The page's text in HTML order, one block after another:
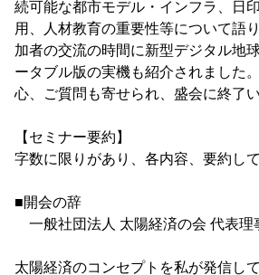
続可能な都市モデル・インフラ、日
用、人材教育の重要性等について語
加者の交流の時間に新型デジタル地
ータブル版の実機も紹介されました
心、ご質問も寄せられ、盛会に終了
【セミナー要約】
字数に限りがあり、各内容、要約して
■開会の辞
一般社団法人 太陽経済の会 代表
太陽経済のコンセプトを私が発信し